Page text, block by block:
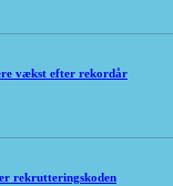
vækst efter rekordår
rekrutteringskoden